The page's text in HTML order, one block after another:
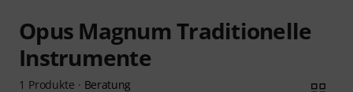
Opus Magnum Traditionelle
Instrumente
1 Produkte · Beratung